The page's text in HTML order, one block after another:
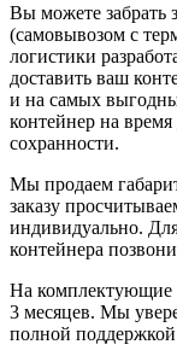
Вы можете забрать
(самовывозом с
логистики
доставить ваш
и на самых
контейнер на
сохранности.
Мы продаем
заказу
индивидуально.
контейнера
На комплектующие
3 месяцев. Мы
полной